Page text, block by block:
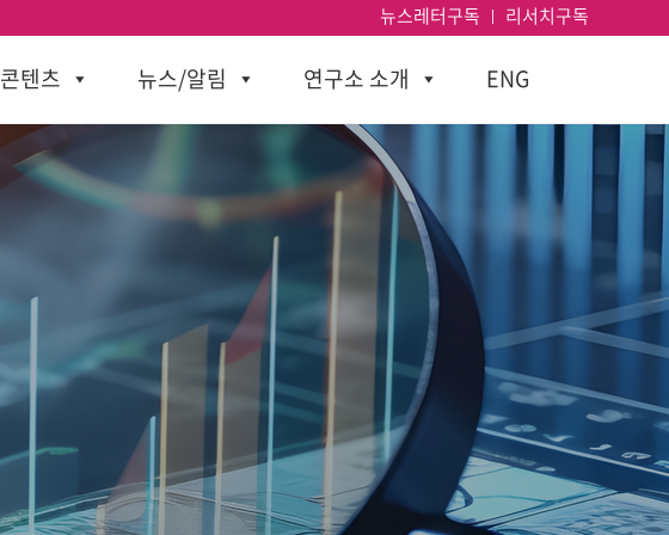
뉴스레터구독 리서치구독
콘텐츠 뉴스/알림 연구소 소개 ENG